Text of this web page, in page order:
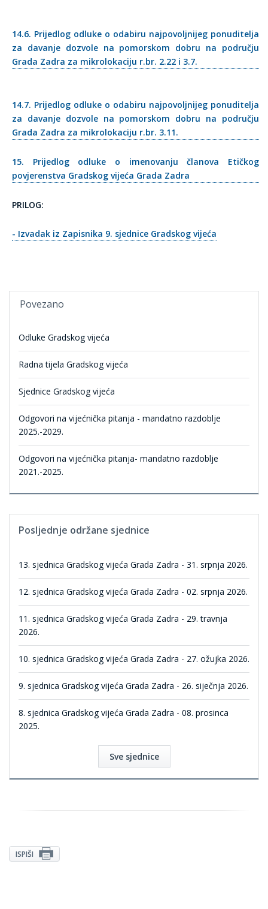
14.6. Prijedlog odluke o odabiru najpovoljnijeg ponuditelja
za davanje dozvole na pomorskom dobru na području
Grada Zadra za mikrolokaciju r.br. 2.22 i 3.7.
14.7. Prijedlog odluke o odabiru najpovoljnijeg ponuditelja
za davanje dozvole na pomorskom dobru na području
Grada Zadra za mikrolokaciju r.br. 3.11.
15. Prijedlog odluke o imenovanju članova Etičkog
povjerenstva Gradskog vijeća Grada Zadra
PRILOG:
- Izvadak iz Zapisnika 9. sjednice Gradskog vijeća
Povezano
Odluke Gradskog vijeća
Radna tijela Gradskog vijeća
Sjednice Gradskog vijeća
Odgovori na vijećnička pitanja - mandatno razdoblje
2025.-2029.
Odgovori na vijećnička pitanja- mandatno razdoblje
2021.-2025.
Posljednje održane sjednice
13. sjednica Gradskog vijeća Grada Zadra - 31. srpnja 2026.
12. sjednica Gradskog vijeća Grada Zadra - 02. srpnja 2026.
11. sjednica Gradskog vijeća Grada Zadra - 29. travnja
2026.
10. sjednica Gradskog vijeća Grada Zadra - 27. ožujka 2026.
9. sjednica Gradskog vijeća Grada Zadra - 26. siječnja 2026.
8. sjednica Gradskog vijeća Grada Zadra - 08. prosinca
2025.
Sve sjednice
ISPIŠI